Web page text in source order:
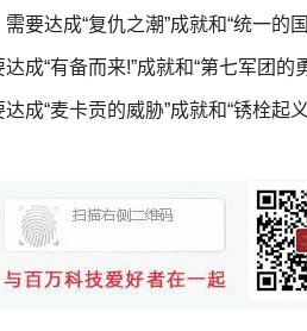
要达成“复仇之潮”成就和“统一的
成“有备而来!”成就和“第七军团的
成“麦卡贡的威胁”成就和“锈栓起